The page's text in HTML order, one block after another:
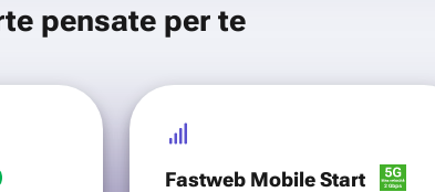
pensate per te
Fastweb Mobile Start